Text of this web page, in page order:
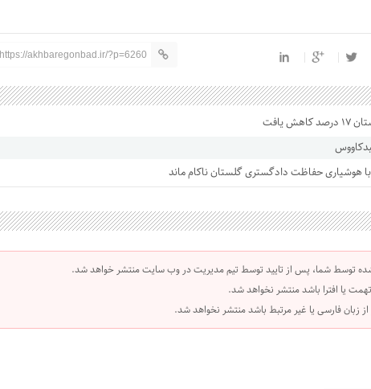
https://akhbaregonbad.ir/?p=6260
یافت
توسط شما، پس از تایید توسط تیم مدیریت در وب سایت منتشر خواهد شد.
یا افترا باشد منتشر نخواهد شد.
از زبان فارسی یا غیر مرتبط باشد منتشر نخواهد شد.